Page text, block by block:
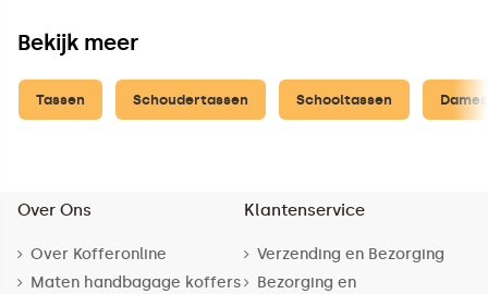
Bekijk meer
Tassen Schoudertassen Schooltassen
Over Ons
Over Kofferonline
Maten handbagage koffers
Klantenservice
Verzending en Bezorging
Bezorging en